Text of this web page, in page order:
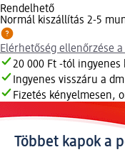
Rendelhető
Normál kiszállítás 2-5
Elérhetőség ellenőrzése
20 000 Ft -tól ingyenes
Ingyenes visszáru a
Fizetés kényelmesen,
Többet kapok a